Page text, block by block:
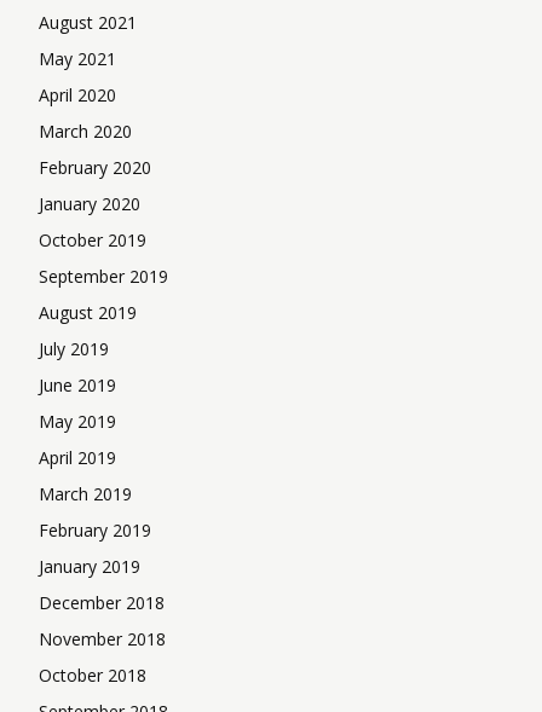
August 2021
May 2021
April 2020
March 2020
February 2020
January 2020
October 2019
September 2019
August 2019
July 2019
June 2019
May 2019
April 2019
March 2019
February 2019
January 2019
December 2018
November 2018
October 2018